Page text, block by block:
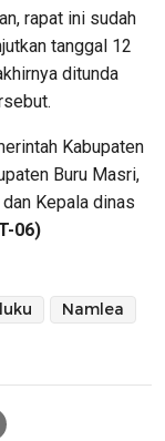
rapat ini sudah
tanggal 12
ditunda
Kabupaten
Buru Masri,
Kepala dinas
06)
Namlea